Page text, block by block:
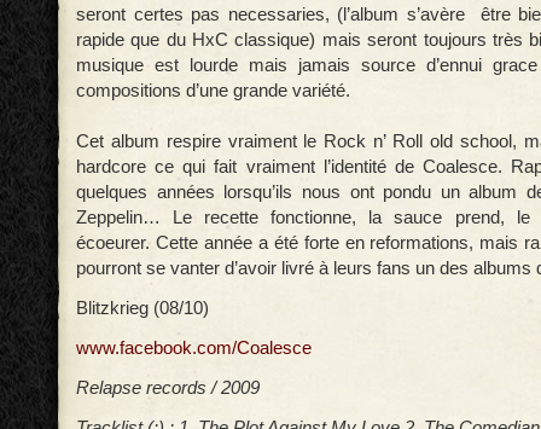
seront certes pas necessaries, (l’album s’avère être
rapide que du HxC classique) mais seront toujours très
musique est lourde mais jamais source d’ennui
compositions d’une grande variété.
Cet album respire vraiment le Rock n’ Roll old school,
hardcore ce qui fait vraiment l’identité de Coalesce.
quelques années lorsqu’ils nous ont pondu un album
Zeppelin… Le recette fonctionne, la sauce prend, le
écoeurer. Cette année a été forte en reformations, mais
pourront se vanter d’avoir livré à leurs fans un des albums
Blitzkrieg (08/10)
www.facebook.com/Coalesce
Relapse records / 2009